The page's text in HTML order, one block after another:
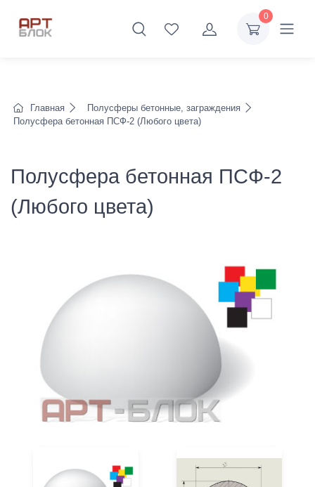
0
Главная
Полусферы бетонные, заграждения
Полусфера бетонная ПСФ-2 (Любого цвета)
Полусфера бетонная ПСФ-2
(Любого цвета)